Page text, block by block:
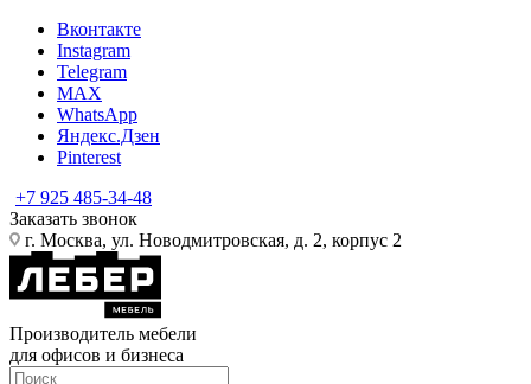
Вконтакте
Instagram
Telegram
MAX
WhatsApp
Яндекс.Дзен
Pinterest
+7 925 485-34-48
Заказать звонок
г. Москва, ул. Новодмитровская, д. 2, корпус 2
Производитель мебели
для офисов и бизнеса